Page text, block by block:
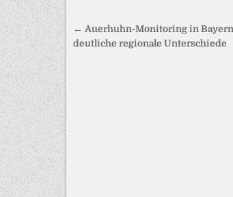
← Auerhuhn-Monitoring in
deutliche regionale Unterschiede